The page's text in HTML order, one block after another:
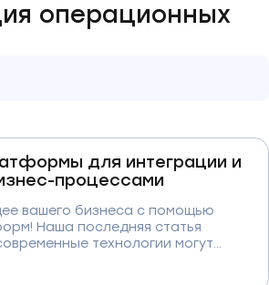
операционных
для интеграции и
процессами
вашего бизнеса с помощью
Наша последняя статья
технологии могут
ускоряя операции на всех